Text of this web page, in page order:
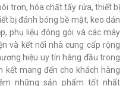
trơn, hóa chất tẩy rửa, thiết bị
bị đánh bóng bề mặt, keo dán
phụ liệu đóng gói và các máy
và kết nối nhà cung cấp rộng
hiệu uy tín hàng đầu trong
kết mang đến cho khách hàng
những sản phẩm tốt nhất